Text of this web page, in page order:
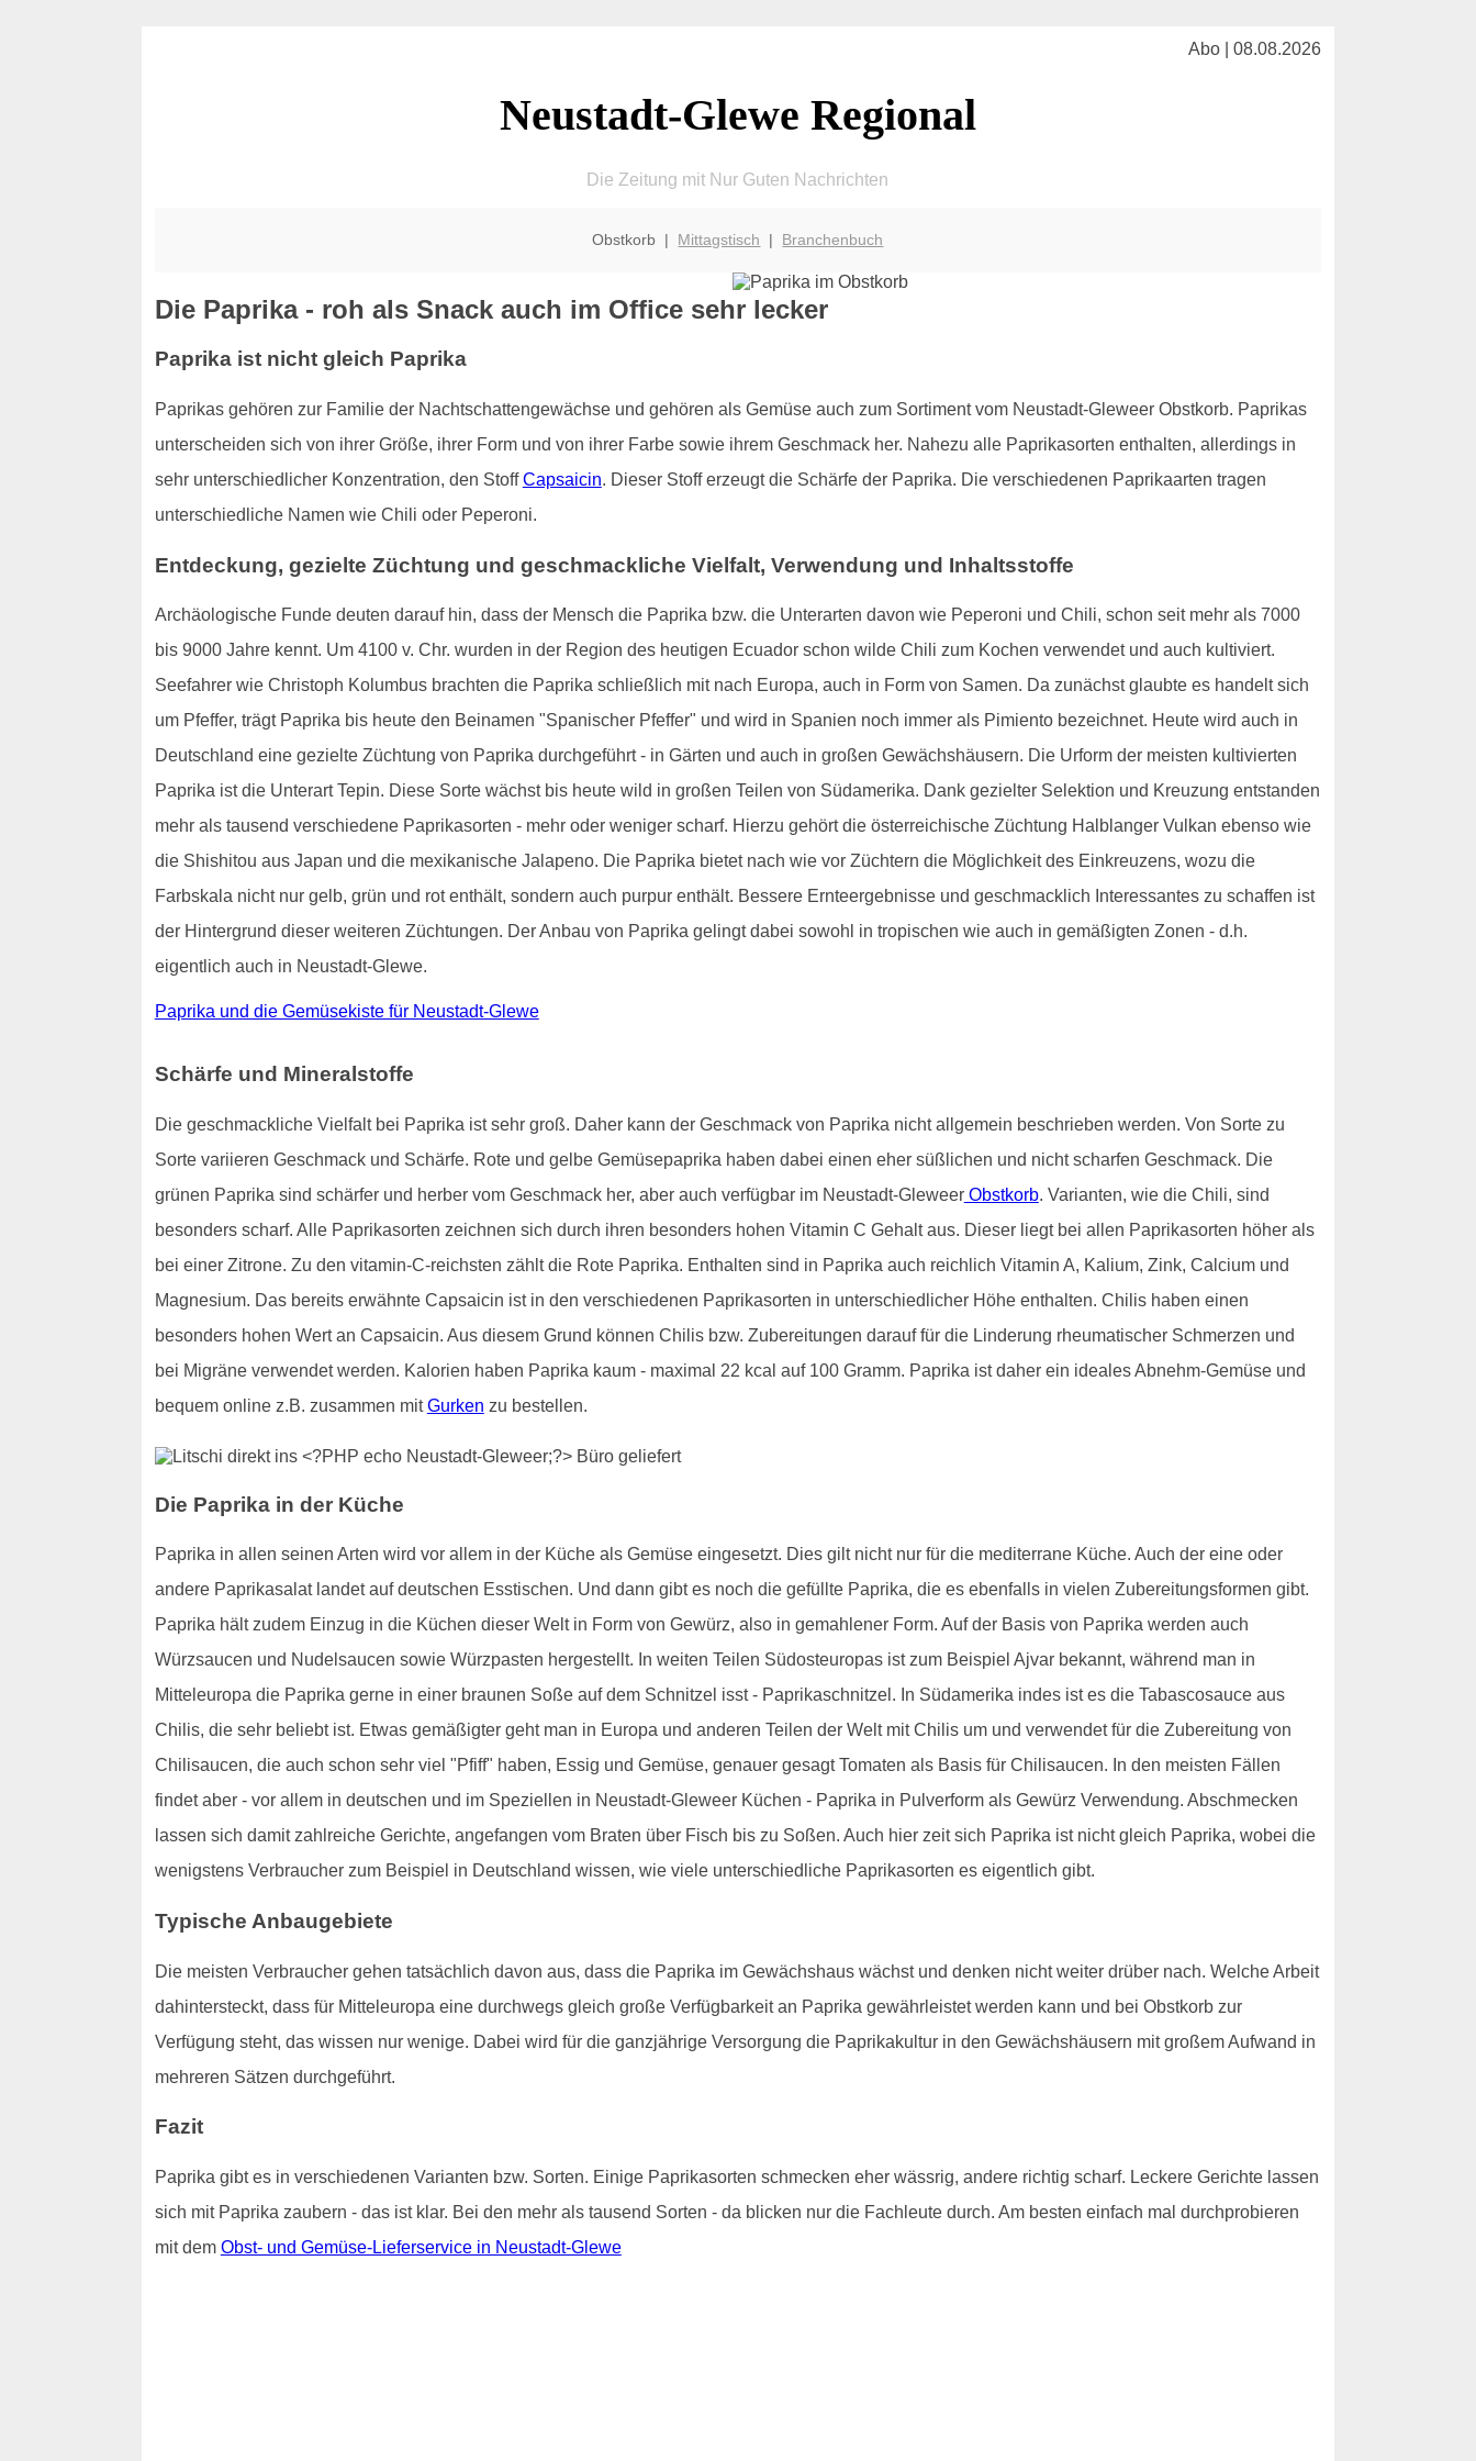
Abo | 08.08.2026
Neustadt-Glewe Regional
Die Zeitung mit Nur Guten Nachrichten
Obstkorb | Mittagstisch | Branchenbuch
Die Paprika - roh als Snack auch im Office sehr lecker
Paprika ist nicht gleich Paprika
Paprikas gehören zur Familie der Nachtschattengewächse und gehören als Gemüse auch zum Sortiment vom Neustadt-Gleweer Obstkorb. Paprikas
unterscheiden sich von ihrer Größe, ihrer Form und von ihrer Farbe sowie ihrem Geschmack her. Nahezu alle Paprikasorten enthalten, allerdings in
sehr unterschiedlicher Konzentration, den StoffCapsaicin. Dieser Stoff erzeugt die Schärfe der Paprika. Die verschiedenen Paprikaarten tragen
unterschiedliche Namen wie Chili oder Peperoni.
Entdeckung, gezielte Züchtung und geschmackliche Vielfalt, Verwendung und Inhaltsstoffe
Archäologische Funde deuten darauf hin, dass der Mensch die Paprika bzw. die Unterarten davon wie Peperoni und Chili, schon seit mehr als 7000
bis 9000 Jahre kennt. Um 4100 v. Chr. wurden in der Region des heutigen Ecuador schon wilde Chili zum Kochen verwendet und auch kultiviert.
Seefahrer wie Christoph Kolumbus brachten die Paprika schließlich mit nach Europa, auch in Form von Samen. Da zunächst glaubte es handelt sich
um Pfeffer, trägt Paprika bis heute den Beinamen "Spanischer Pfeffer" und wird in Spanien noch immer als Pimiento bezeichnet. Heute wird auch in
Deutschland eine gezielte Züchtung von Paprika durchgeführt - in Gärten und auch in großen Gewächshäusern. Die Urform der meisten kultivierten
Paprika ist die Unterart Tepin. Diese Sorte wächst bis heute wild in großen Teilen von Südamerika. Dank gezielter Selektion und Kreuzung entstanden
mehr als tausend verschiedene Paprikasorten - mehr oder weniger scharf. Hierzu gehört die österreichische Züchtung Halblanger Vulkan ebenso wie
die Shishitou aus Japan und die mexikanische Jalapeno. Die Paprika bietet nach wie vor Züchtern die Möglichkeit des Einkreuzens, wozu die
Farbskala nicht nur gelb, grün und rot enthält, sondern auch purpur enthält. Bessere Ernteergebnisse und geschmacklich Interessantes zu schaffen ist
der Hintergrund dieser weiteren Züchtungen. Der Anbau von Paprika gelingt dabei sowohl in tropischen wie auch in gemäßigten Zonen - d.h.
eigentlich auch in Neustadt-Glewe.
Paprika und die Gemüsekiste für Neustadt-Glewe
Schärfe und Mineralstoffe
Die geschmackliche Vielfalt bei Paprika ist sehr groß. Daher kann der Geschmack von Paprika nicht allgemein beschrieben werden. Von Sorte zu
Sorte variieren Geschmack und Schärfe. Rote und gelbe Gemüsepaprika haben dabei einen eher süßlichen und nicht scharfen Geschmack. Die
grünen Paprika sind schärfer und herber vom Geschmack her, aber auch verfügbar im Neustadt-GleweerObstkorb. Varianten, wie die Chili, sind
besonders scharf. Alle Paprikasorten zeichnen sich durch ihren besonders hohen Vitamin C Gehalt aus. Dieser liegt bei allen Paprikasorten höher als
bei einer Zitrone. Zu den vitamin-C-reichsten zählt die Rote Paprika. Enthalten sind in Paprika auch reichlich Vitamin A, Kalium, Zink, Calcium und
Magnesium. Das bereits erwähnte Capsaicin ist in den verschiedenen Paprikasorten in unterschiedlicher Höhe enthalten. Chilis haben einen
besonders hohen Wert an Capsaicin. Aus diesem Grund können Chilis bzw. Zubereitungen darauf für die Linderung rheumatischer Schmerzen und
bei Migräne verwendet werden. Kalorien haben Paprika kaum - maximal 22 kcal auf 100 Gramm. Paprika ist daher ein ideales Abnehm-Gemüse und
bequem online z.B. zusammen mitGurken zu bestellen.
Die Paprika in der Küche
Paprika in allen seinen Arten wird vor allem in der Küche als Gemüse eingesetzt. Dies gilt nicht nur für die mediterrane Küche. Auch der eine oder
andere Paprikasalat landet auf deutschen Esstischen. Und dann gibt es noch die gefüllte Paprika, die es ebenfalls in vielen Zubereitungsformen gibt.
Paprika hält zudem Einzug in die Küchen dieser Welt in Form von Gewürz, also in gemahlener Form. Auf der Basis von Paprika werden auch
Würzsaucen und Nudelsaucen sowie Würzpasten hergestellt. In weiten Teilen Südosteuropas ist zum Beispiel Ajvar bekannt, während man in
Mitteleuropa die Paprika gerne in einer braunen Soße auf dem Schnitzel isst - Paprikaschnitzel. In Südamerika indes ist es die Tabascosauce aus
Chilis, die sehr beliebt ist. Etwas gemäßigter geht man in Europa und anderen Teilen der Welt mit Chilis um und verwendet für die Zubereitung von
Chilisaucen, die auch schon sehr viel "Pfiff" haben, Essig und Gemüse, genauer gesagt Tomaten als Basis für Chilisaucen. In den meisten Fällen
findet aber - vor allem in deutschen und im Speziellen in Neustadt-Gleweer Küchen - Paprika in Pulverform als Gewürz Verwendung. Abschmecken
lassen sich damit zahlreiche Gerichte, angefangen vom Braten über Fisch bis zu Soßen. Auch hier zeit sich Paprika ist nicht gleich Paprika, wobei die
wenigstens Verbraucher zum Beispiel in Deutschland wissen, wie viele unterschiedliche Paprikasorten es eigentlich gibt.
Typische Anbaugebiete
Die meisten Verbraucher gehen tatsächlich davon aus, dass die Paprika im Gewächshaus wächst und denken nicht weiter drüber nach. Welche Arbeit
dahintersteckt, dass für Mitteleuropa eine durchwegs gleich große Verfügbarkeit an Paprika gewährleistet werden kann und bei Obstkorb zur
Verfügung steht, das wissen nur wenige. Dabei wird für die ganzjährige Versorgung die Paprikakultur in den Gewächshäusern mit großem Aufwand in
mehreren Sätzen durchgeführt.
Fazit
Paprika gibt es in verschiedenen Varianten bzw. Sorten. Einige Paprikasorten schmecken eher wässrig, andere richtig scharf. Leckere Gerichte lassen
sich mit Paprika zaubern - das ist klar. Bei den mehr als tausend Sorten - da blicken nur die Fachleute durch. Am besten einfach mal durchprobieren
mit dem Obst- und Gemüse-Lieferservice in Neustadt-Glewe